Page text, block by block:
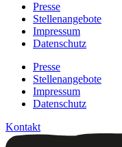
Presse
Stellenangebote
Impressum
Datenschutz
Presse
Stellenangebote
Impressum
Datenschutz
Kontakt